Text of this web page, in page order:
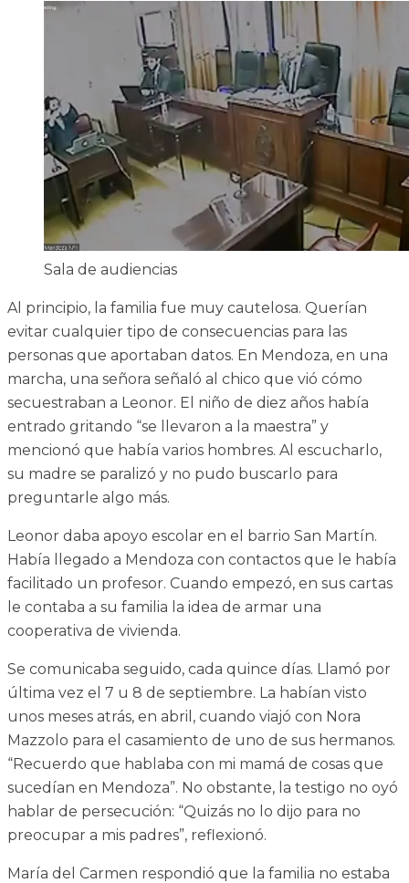
Sala de audiencias
Al principio, la familia fue muy cautelosa. Querían
evitar cualquier tipo de consecuencias para las
personas que aportaban datos. En Mendoza, en una
marcha, una señora señaló al chico que vió cómo
secuestraban a Leonor. El niño de diez años había
entrado gritando “se llevaron a la maestra” y
mencionó que había varios hombres. Al escucharlo,
su madre se paralizó y no pudo buscarlo para
preguntarle algo más.
Leonor daba apoyo escolar en el barrio San Martín.
Había llegado a Mendoza con contactos que le había
facilitado un profesor. Cuando empezó, en sus cartas
le contaba a su familia la idea de armar una
cooperativa de vivienda.
Se comunicaba seguido, cada quince días. Llamó por
última vez el 7 u 8 de septiembre. La habían visto
unos meses atrás, en abril, cuando viajó con Nora
Mazzolo para el casamiento de uno de sus hermanos.
“Recuerdo que hablaba con mi mamá de cosas que
sucedían en Mendoza”. No obstante, la testigo no oyó
hablar de persecución: “Quizás no lo dijo para no
preocupar a mis padres”, reflexionó.
María del Carmen respondió que la familia no estaba